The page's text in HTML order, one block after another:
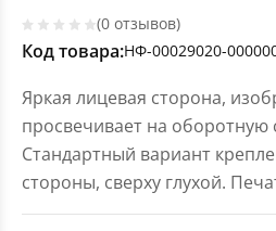
(0 отзывов)
Код товара:НФ-00029020-
Яркая лицевая сторона,
просвечивает на оборотную
Стандартный вариант
стороны, сверху глухой.